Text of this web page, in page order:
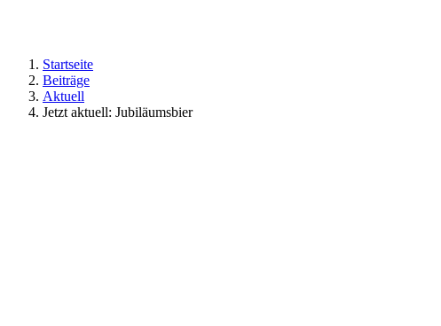
Startseite
Beiträge
Aktuell
Jetzt aktuell: Jubiläumsbier